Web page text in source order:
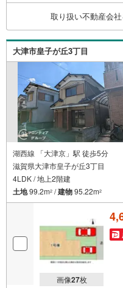
あるため、最も低
お引渡し後に必要に
ォームプランナー
事の際に迅速にサ
さい！
取り扱い不動産会
大津市皇子が丘3丁目
湖西線 「大津京」駅 徒歩5分
滋賀県大津市皇子が丘3丁目
4LDK / 地上2階建
土地99.2m2 /建物95.22m2
画像27枚